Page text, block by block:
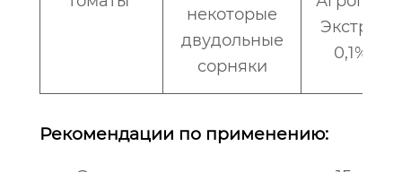
некоторые
двудольные
сорняки
Экстра,
0,1%
Рекомендации по применению: